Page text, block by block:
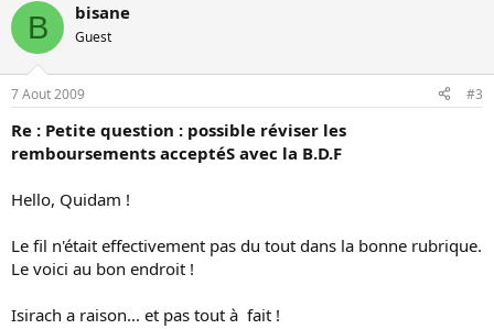
B bisane
Guest
7 Aout 2009 #3
Re : Petite question : possible réviser les
remboursements acceptéS avec la B.D.F
Hello, Quidam !
Le fil n'était effectivement pas du tout dans la bonne rubrique.
Le voici au bon endroit !
Isirach a raison... et pas tout à fait !